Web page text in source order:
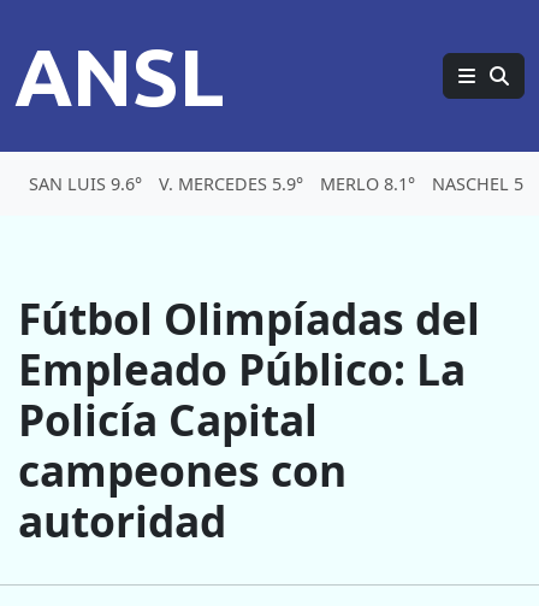
ANSL
SAN LUIS 9.6° V. MERCEDES 5.9° MERLO 8.1° NASCHEL
Fútbol Olimpíadas del
Empleado Público: La
Policía Capital
campeones con
autoridad